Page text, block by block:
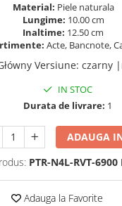
Material: Piele naturala
Lungime: 10.00 cm
Inaltime: 12.50 cm
Acte, Bancnote,
Versiune: czarny
IN STOC
Durata de livrare: 1
ADAUGA
PTR-N4L-RVT-6900
Adauga la Favorite